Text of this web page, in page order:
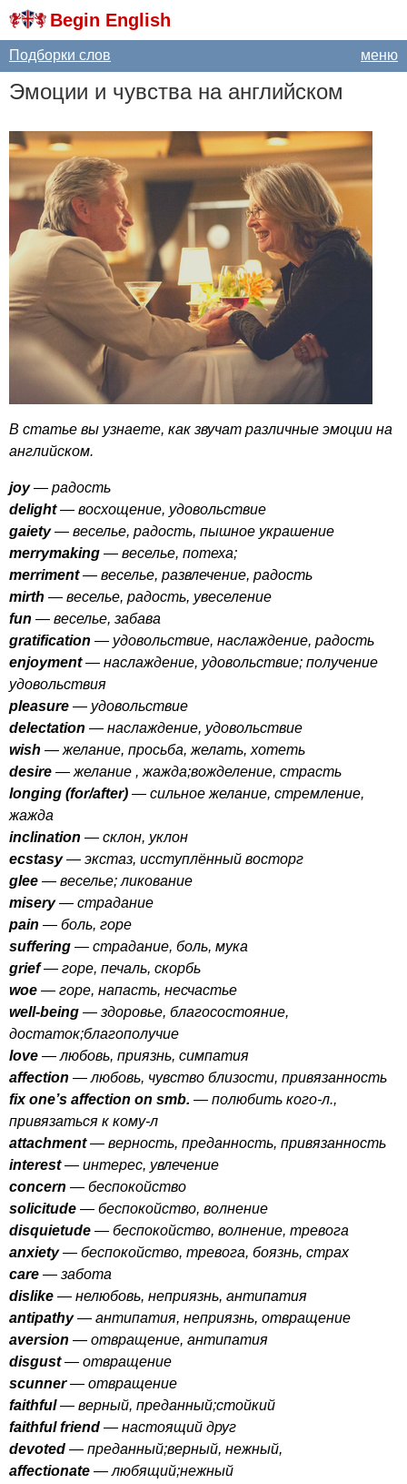
Begin English
меню
Подборки слов
Эмоции и чувства на английском
В статье вы узнаете, как звучат различные эмоции на
английском.
joy — радость
delight — восхощение, удовольствие
gaiety — веселье, радость, пышное украшение
merrymaking — веселье, потеха;
merriment — веселье, развлечение, радость
mirth — веселье, радость, увеселение
fun — веселье, забава
gratification — удовольствие, наслаждение, радость
enjoyment — наслаждение, удовольствие; получение
удовольствия
pleasure — удовольствие
delectation — наслаждение, удовольствие
wish — желание, просьба, желать, хотеть
desire — желание , жажда;вожделение, страсть
longing (for/after) — сильное желание, стремление,
жажда
inclination — склон, уклон
ecstasy — экстаз, исступлённый восторг
glee — веселье; ликование
misery — страдание
pain — боль, горе
suffering — страдание, боль, мука
grief — горе, печаль, скорбь
woe — горе, напасть, несчастье
well-being — здоровье, благосостояние,
достаток;благополучие
love — любовь, приязнь, симпатия
affection — любовь, чувство близости, привязанность
fix one’s affection on smb. — полюбить кого-л.,
привязаться к кому-л
attachment— верность, преданность, привязанность
interest — интерес, увлечение
concern — беспокойство
solicitude — беспокойство, волнение
disquietude — беспокойство, волнение, тревога
anxiety — беспокойство, тревога, боязнь, страх
care — забота
dislike — нелюбовь, неприязнь, антипатия
antipathy — антипатия, неприязнь, отвращение
aversion — отвращение, антипатия
disgust — отвращение
scunner — отвращение
faithful — верный, преданный;стойкий
faithful friend — настоящий друг
devoted — преданный;верный, нежный,
affectionate — любящий;нежный